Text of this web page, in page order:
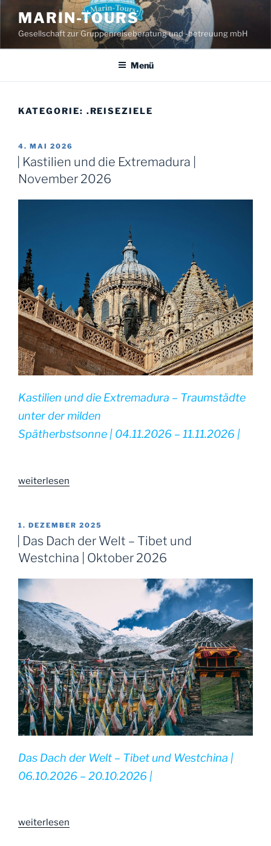
Zum
Inhalt
springen
MARIN-TOURS
Gesellschaft zur Gruppenreiseberatung und -betreuung mbH
Menü
KATEGORIE: .REISEZIELE
VERÖFFENTLICHT
AM
4. MAI 2026
| Kastilien und die Extremadura |
November 2026
Kastilien und die Extremadura – Traumstädte
unter der milden
Spätherbstsonne | 04.11.2026 – 11.11.2026 |
„|
die
Extremadura
|
2026“
weiterlesen
VERÖFFENTLICHT
AM
1. DEZEMBER 2025
| Das Dach der Welt – Tibet und
Westchina | Oktober 2026
Das Dach der Welt – Tibet und Westchina |
06.10.2026 – 20.10.2026 |
„|
weiterlesen